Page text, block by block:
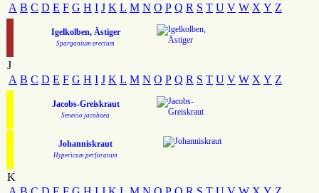
A B C D E F G H I J K L M N O P Q R S T U V W X Y Z
Igelkolben, Ästiger
Sparganium erectum
J
A B C D E F G H I J K L M N O P Q R S T U V W X Y Z
Jacobs-Greiskraut
Senecio jacobaea
Johanniskraut
Hypericum perforatum
K